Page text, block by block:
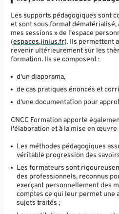
Les supports pédagogiques sont
et sont sous format dématérialisé,
mes sessions » de l'espace
(espaces.jinius.fr). Ils permettent
revenir ultérieurement sur les
formation. Ils se composent :
d'un diaporama,
de cas pratiques énoncés et
d'une documentation pour
CNCC Formation apporte
l'élaboration et à la mise en
Les méthodes pédagogiques
véritable progression des
Les formateurs sont
des professionnels, reconnus
exerçant personnellement des
comptes ce qui leur permet une
sujets traités ;